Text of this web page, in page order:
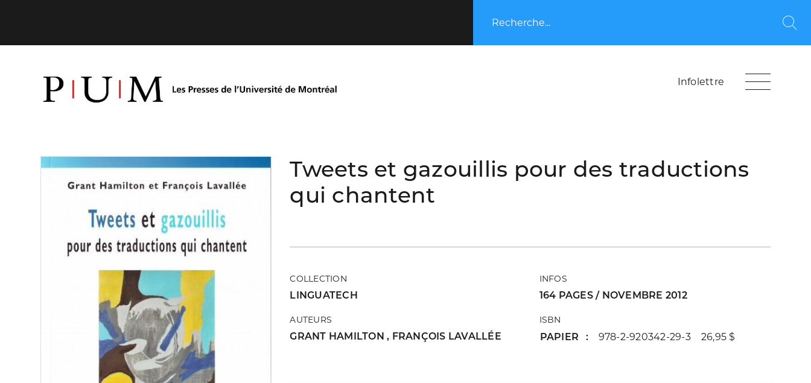
Recherche...
Infolettre
Tweets et gazouillis pour des traductions
qui chantent
COLLECTION
LINGUATECH
AUTEURS
GRANT HAMILTON, FRANÇOIS LAVALLÉE
INFOS
164 PAGES / NOVEMBRE 2012
ISBN
PAPIER 978-2-920342-29-3 26,95 $